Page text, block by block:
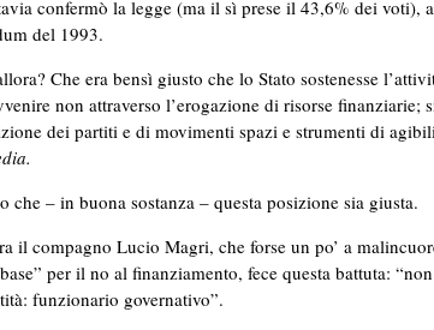
confermò la legge (ma il sì prese il 43,6% dei voti),
del 1993.
Che era bensì giusto che lo Stato sostenesse
non attraverso l’erogazione di risorse finanziarie;
dei partiti e di movimenti spazi e strumenti di
che – in buona sostanza – questa posizione sia giusta.
il compagno Lucio Magri, che forse un po’ a
per il no al finanziamento, fece questa battuta:
funzionario governativo”.